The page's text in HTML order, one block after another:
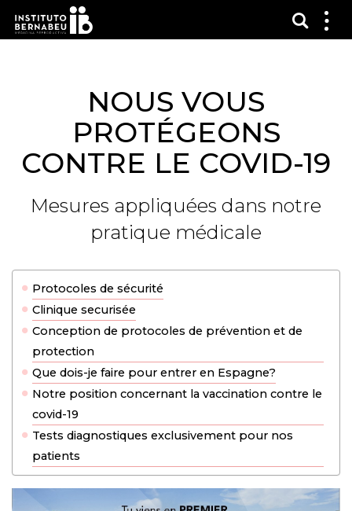
le
NOUS VOUS
PROTÉGEONS
CONTRE LE COVID-19
Mesures appliquées dans notre
pratique médicale
Protocoles de sécurité
Clinique securisée
Conception de protocoles de prévention et de
protection
Que dois-je faire pour entrer en Espagne?
Notre position concernant la vaccination contre le
covid-19
Tests diagnostiques exclusivement pour nos
patients